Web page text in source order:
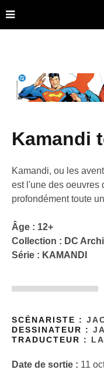
kamandi
Kamandi, ou les
est l'une des oeuvres
profondément toute
Âge : 12+
Collection : DC
Série : KAMANDI
SCÉNARISTE :
DESSINATEUR :
TRADUCTEUR :
Date de sortie : 11